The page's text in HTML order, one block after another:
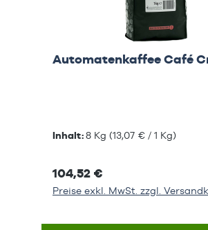
Automatenkaffee Café
Inhalt:8 Kg (13,07 € / 1 Kg)
104,52 €
Preise exkl. MwSt. zzgl.